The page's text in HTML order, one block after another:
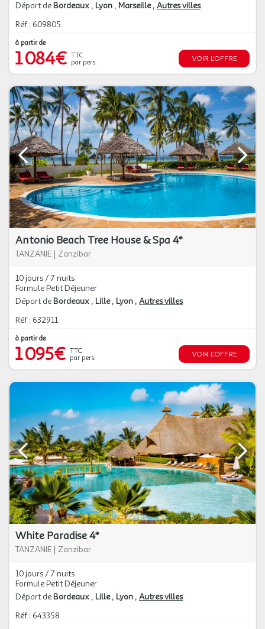
Départ de Bordeaux Lyon Marseille Autres villes
Réf : 609805
à partir de
1 084€ TTC
par pers.
VOIR L'OFFRE
Antonio Beach Tree House & Spa 4*
TANZANIE | Zanzibar
10 jours / 7 nuits
Formule Petit Déjeuner
Départ de Bordeaux Lille Lyon Autres villes
Réf : 632911
à partir de
1 095€ TTC
par pers.
VOIR L'OFFRE
White Paradise 4*
TANZANIE | Zanzibar
10 jours / 7 nuits
Formule Petit Déjeuner
Départ de Bordeaux Lille Lyon Autres villes
Réf : 643358